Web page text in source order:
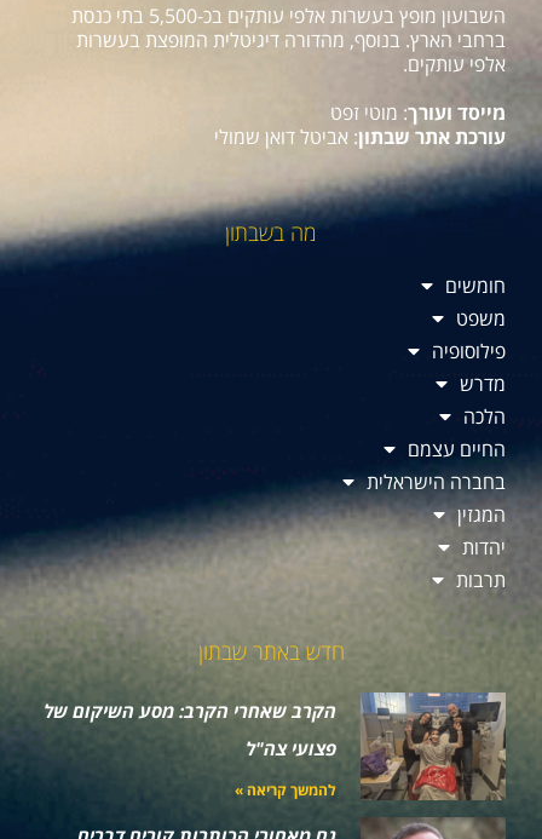
השבועון מופץ בעשרות אלפי עותקים בכ-5,500 בתי כנסת
ברחבי הארץ. בנוסף, מהדורה דיגיטלית המופצת בעשרות
אלפי עותקים.
מייסד ועורך: מוטי זפט
עורכת אתר שבתון: אביטל דואן שמולי
מה בשבתון
חומשים
משפט
פילוסופיה
מדרש
הלכה
החיים עצמם
בחברה הישראלית
המגזין
יהדות
תרבות
חדש באתר שבתון
הקרב שאחרי הקרב: מסע השיקום של
פצועי צה"ל
להמשך קריאה »